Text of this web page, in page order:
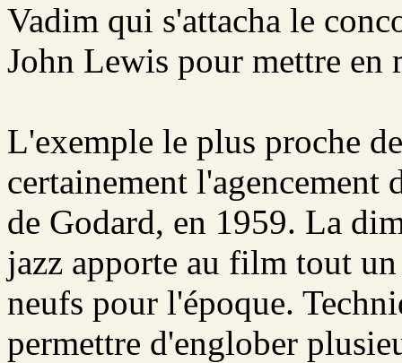
Vadim qui s'attacha le
John Lewis pour mettre en
L'exemple le plus proche
certainement
de Godard, en 1959. La
jazz apporte au film tout
neufs pour l'époque.
permettre d'englober